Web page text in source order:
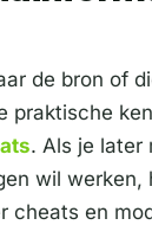
de bron of
praktische
. Als je later
wil werken,
cheats en